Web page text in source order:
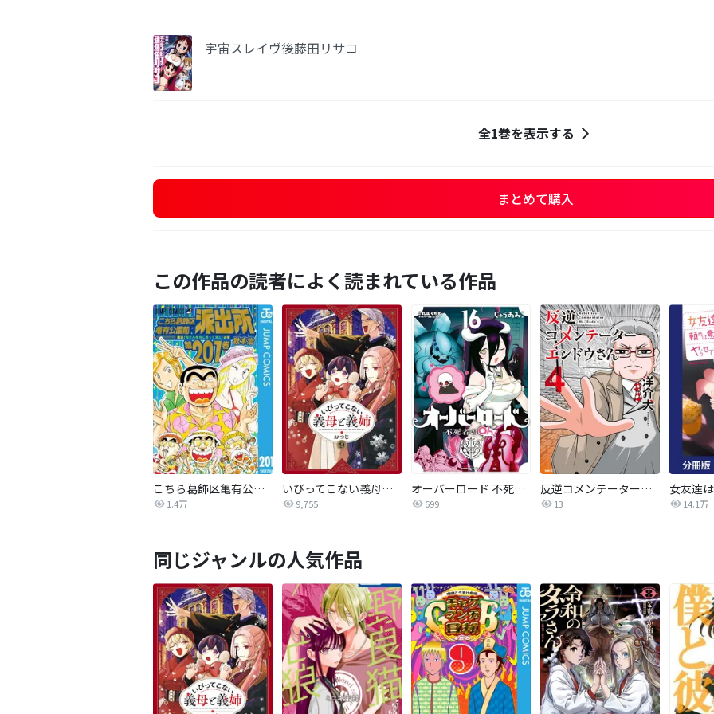
宇宙スレイヴ後藤田リサコ
全1巻を表示する
まとめて購入
この作品の読者によく読まれている作品
こちら葛飾区亀有公園前派出所
1.4万
いびってこない義母と義姉
9,755
オーバーロード 不死者のOh!
699
反逆コメンテーターエンドウさん
13 14.1万
同じジャンルの人気作品